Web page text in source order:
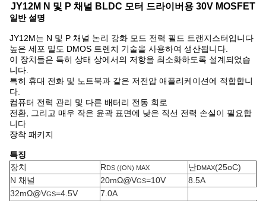
JY12M N 및 P 채널 BLDC 모터 드라이버용 30V MOSFET
일반 설명
JY12M는 N 및 P 채널 논리 강화 모드 전력 필드 트랜지스터입니다
높은 세포 밀도 DMOS 트렌치 기술을 사용하여 생산됩니다.
이 장치들은 특히 상태 상에서의 저항을 최소화하도록 설계되었습
니다.
특히 휴대 전화 및 노트북과 같은 저전압 애플리케이션에 적합합니
다.
컴퓨터 전력 관리 및 다른 배터리 전동 회로
전환, 그리고 매우 작은 윤곽 표면에 낮은 직선 전력 손실이 필요합
니다
장착 패키지
특징
장치
RDS ((ON) MAX 난DMAX(25oC)
N 채널
20mΩ@VGS=10V
8.5A
32mΩ@VGS=4.5V
7.0A